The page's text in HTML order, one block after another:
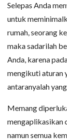
Selepas Anda
untuk
rumah, seorang
maka sadarilah
Anda, karena
mengikuti aturan
antaranyalah
Memang
mengaplikasikan
namun semua